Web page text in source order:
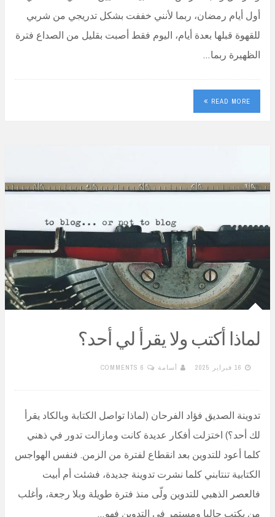
أول أيام رمضان، ربما لأنني خففت بشكل تدريجي من شربي
للقهوة قبلها بعدة أيام، اليوم فقط أصبت بقليل من الصداع فترة
الظهيرة ربما…
READ MORE
لماذا أكتب ولا يقرأ لي أحد؟
16 فبراير 2025 أسامة 6 COMMENTS
تدوينة الصديق فؤاد الفرحان (لماذا تواصل الكتابة وبالكاد يقرأ
لك أحد؟) اختزلت أفكار عديدة كانت ومازالت تدور في ذهني
كلما أعود للتدوين بعد انقطاع لفترة من الزمن. فنفس الهواجس
الكتابية تنتابني كلما نشرت تدوينة جديدة، فشئت أم أبيت
فالعصر الذهبي للتدوين ولّى منذ فترة طويلة وبلا رجعة، وأغلب
من يكتب حاليا ومستمر في التدوين فهو…